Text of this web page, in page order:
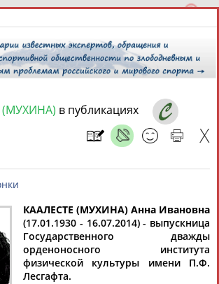
9 августа 2026 года,01:46
И СПЕЦИАЛИСТЫ
Расширенный поиск
(МУХИНА) в публикациях
гонки
КААЛЕСТЕ (МУХИНА) Анна Ивановна
(17.01.1930 - 16.07.2014) - выпускница
Государственного дважды
орденоносного института
физической культуры имени П.Ф.
Лесгафта.